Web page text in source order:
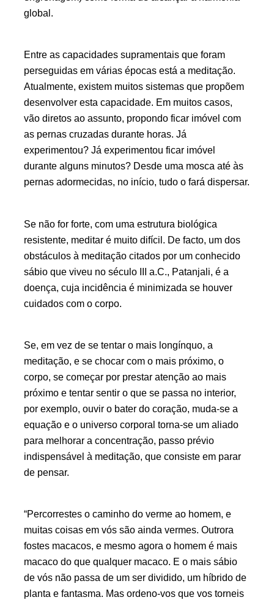
global.
Entre as capacidades supramentais que foram
perseguidas em várias épocas está a meditação.
Atualmente, existem muitos sistemas que propõem
desenvolver esta capacidade. Em muitos casos,
vão diretos ao assunto, propondo ficar imóvel com
as pernas cruzadas durante horas. Já
experimentou? Já experimentou ficar imóvel
durante alguns minutos? Desde uma mosca até às
pernas adormecidas, no início, tudo o fará dispersar.
Se não for forte, com uma estrutura biológica
resistente, meditar é muito difícil. De facto, um dos
obstáculos à meditação citados por um conhecido
sábio que viveu no século III a.C., Patanjali, é a
doença, cuja incidência é minimizada se houver
cuidados com o corpo.
Se, em vez de se tentar o mais longínquo, a
meditação, e se chocar com o mais próximo, o
corpo, se começar por prestar atenção ao mais
próximo e tentar sentir o que se passa no interior,
por exemplo, ouvir o bater do coração, muda-se a
equação e o universo corporal torna-se um aliado
para melhorar a concentração, passo prévio
indispensável à meditação, que consiste em parar
de pensar.
Percorrestes o caminho do verme ao homem, e
muitas coisas em vós são ainda vermes. Outrora
fostes macacos, e mesmo agora o homem é mais
macaco do que qualquer macaco. E o mais sábio
de vós não passa de um ser dividido, um híbrido de
planta e fantasma. Mas ordeno-vos que vos torneis